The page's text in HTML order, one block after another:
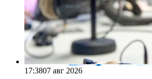
17:3807 авг 2026